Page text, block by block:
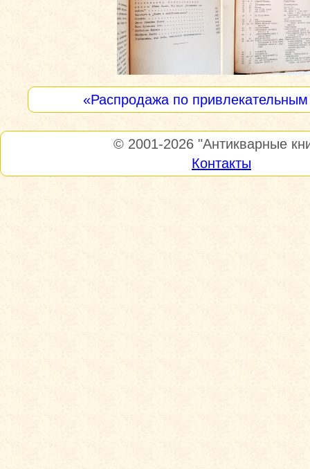
«Распродажа по
© 2001-2026 "Антикварные
Контакты